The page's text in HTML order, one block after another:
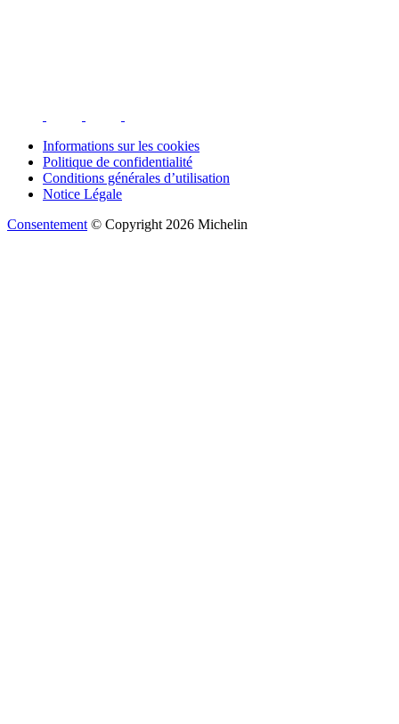
Informations sur les cookies
Politique de confidentialité
Conditions générales d’utilisation
Notice Légale
Consentement © Copyright 2026 Michelin